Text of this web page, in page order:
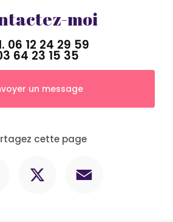
moi
06 12 24 29 59
64 23 15 35
un message
cette page